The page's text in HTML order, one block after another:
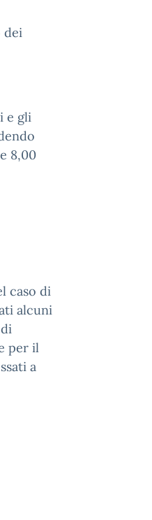
dei
e gli
8,00
caso di
alcuni
per il
a